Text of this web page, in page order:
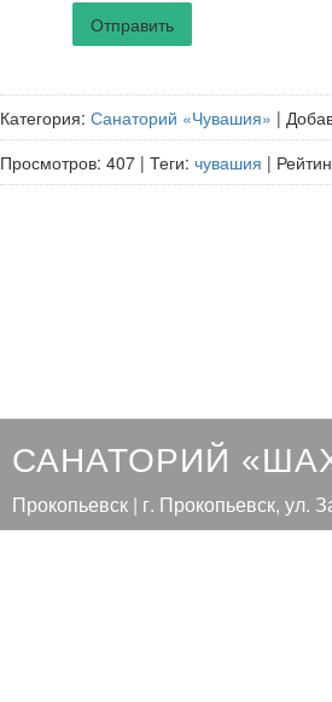
Отправить
Категория: Санаторий «Чувашия» |
Просмотров: 407 | Теги: чувашия |
САНАТОРИЙ
Прокопьевск | г. Прокопьевск, ул.